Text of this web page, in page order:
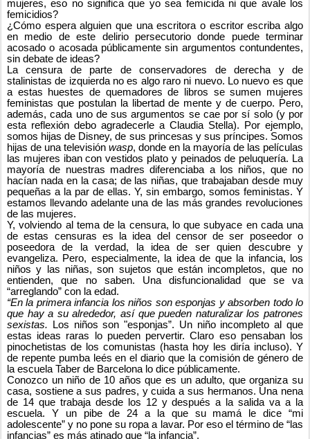
mujeres, eso no significa que yo sea femicida ni que avale los
femicidios?
¿Cómo espera alguien que una escritora o escritor escriba algo
en medio de este delirio persecutorio donde puede terminar
acosado o acosada públicamente sin argumentos contundentes,
sin debate de ideas?
La censura de parte de conservadores de derecha y de
stalinistas de izquierda no es algo raro ni nuevo. Lo nuevo es que
a estas huestes de quemadores de libros se sumen mujeres
feministas que postulan la libertad de mente y de cuerpo. Pero,
además, cada uno de sus argumentos se cae por sí solo (y por
esta reflexión debo agradecerle a Claudia Stella). Por ejemplo,
somos hijas de Disney, de sus princesas y sus príncipes. Somos
hijas de una televisión wasp, donde en la mayoría de las películas
las mujeres iban con vestidos plato y peinados de peluquería. La
mayoría de nuestras madres diferenciaba a los niños, que no
hacían nada en la casa; de las niñas, que trabajaban desde muy
pequeñas a la par de ellas. Y, sin embargo, somos feministas. Y
estamos llevando adelante una de las más grandes revoluciones
de las mujeres.
Y, volviendo al tema de la censura, lo que subyace en cada una
de estas censuras es la idea del censor de ser poseedor o
poseedora de
la verdad, la idea de ser quien descubre y
evangeliza. Pero, especialmente, la idea de que la infancia, los
niños y las niñas, son sujetos que están incompletos, que no
entienden, que no saben. Una disfuncionalidad que se va
“arreglando” con la edad.
“En la primera infancia los niños son esponjas y absorben todo lo
que hay a su alrededor, así que pueden naturalizar los patrones
sexistas.
Los niños son "esponjas”. Un niño incompleto al que
estas ideas raras lo pueden pervertir. Claro eso pensaban los
pinochetistas de los comunistas (hasta hoy les diría incluso). Y
de repente pumba leés en el diario que la comisión de género de
la escuela Taber de Barcelona lo dice públicamente.
Conozco un niño de 10 años que es un adulto, que organiza su
casa, sostiene a sus padres, y cuida a sus hermanos. Una nena
de 14 que trabaja desde los 12 y después a la salida va a la
escuela. Y un pibe de 24 a la que su mamá le dice “mi
adolescente” y no pone su ropa a lavar. Por eso el término de “las
infancias” es más atinado que “la infancia”.